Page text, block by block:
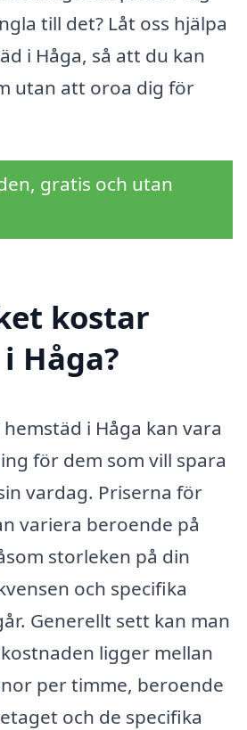
till det? Låt oss hjälpa
i Håga, så att du kan
utan att oroa dig för
gratis och utan
kostar
Håga?
i Håga kan vara
för dem som vill spara
vardag. Priserna för
variera beroende på
storleken på din
och specifika
Generellt sett kan man
ligger mellan
per timme, beroende
och de specifika